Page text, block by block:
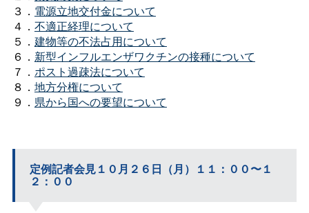
３． 電源立地交付金について
４． 不適正経理について
５． 建物等の不法占用について
６． 新型インフルエンザワクチンの接種について
７． ポスト過疎法について
８． 地方分権について
９． 県から国への要望について
定例記者会見１０月２６日（月）１１：００〜１
２：００